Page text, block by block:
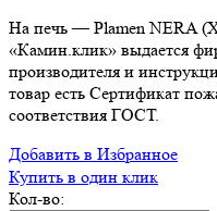
На печь — Plamen NERA
«Камин.клик» выдается
производителя и
товар есть Сертификат
соответствия ГОСТ.
Добавить в Избранное
Купить в один клик
Кол-во: